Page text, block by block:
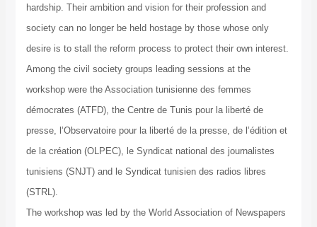
hardship. Their ambition and vision for their profession and
society can no longer be held hostage by those whose only
desire is to stall the reform process to protect their own interest.
Among the civil society groups leading sessions at the
workshop were the Association tunisienne des femmes
démocrates (ATFD), the Centre de Tunis pour la liberté de
presse, l’Observatoire pour la liberté de la presse, de l’édition et
de la création (OLPEC), le Syndicat national des journalistes
tunisiens (SNJT) and le Syndicat tunisien des radios libres
(STRL).
The workshop was led by the World Association of Newspapers